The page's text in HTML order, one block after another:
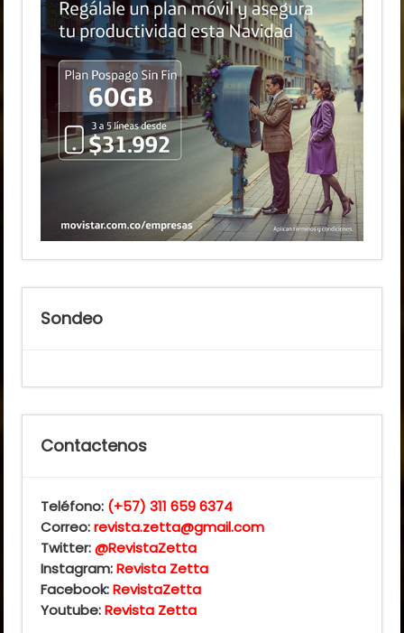
Sondeo
Contactenos
Teléfono: (+57) 311 659 6374
Correo:revista.zetta@gmail.com
Twitter:@RevistaZetta
Instagram:Revista Zetta
Facebook:RevistaZetta
Youtube:Revista Zetta